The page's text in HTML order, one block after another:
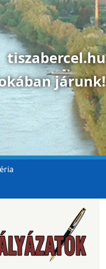
tiszabercel.hu
járunk!